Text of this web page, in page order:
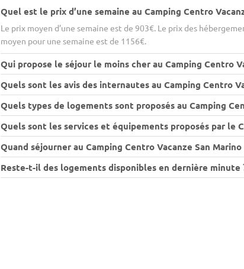
Quel est le prix d’une semaine au Camping Centro
Le prix moyen d’une semaine est de 903€. Le prix des
moyen pour une semaine est de 1156€.
Qui propose le séjour le moins cher au Camping Centro
Quels sont les avis des internautes au Camping Centro
Quels types de logements sont proposés au Camping
Quels sont les services et équipements proposés par le
Quand séjourner au Camping Centro Vacanze San
Reste-t-il des logements disponibles en dernière minute